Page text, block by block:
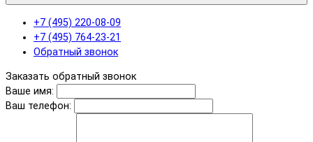
+7 (495) 220-08-09
+7 (495) 764-23-21
Обратный звонок
Заказать обратный звонок
Ваше имя:
Ваш телефон: